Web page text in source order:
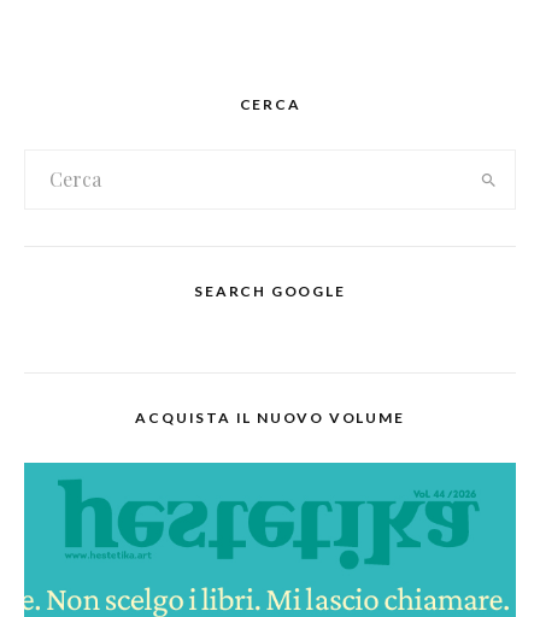
CERCA
SEARCH GOOGLE
ACQUISTA IL NUOVO VOLUME